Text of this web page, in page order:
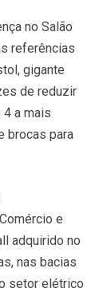
no Salão
referências
gigante
de reduzir
a mais
brocas para
e
adquirido no
nas bacias
setor elétrico